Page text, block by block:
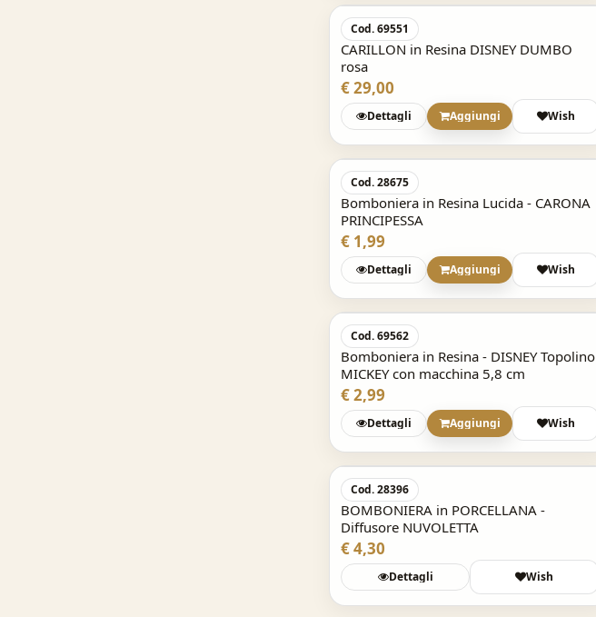
Cod. 69551
CARILLON in Resina DISNEY DUMBO
rosa
€ 29,00
Dettagli Aggiungi Wish
Cod. 28675
Bomboniera in Resina Lucida - CARONA
PRINCIPESSA
€ 1,99
Dettagli Aggiungi Wish
Cod. 69562
Bomboniera in Resina - DISNEY Topolino
MICKEY con macchina 5,8 cm
€ 2,99
Dettagli Aggiungi Wish
Acquisto Veloce
Cod. 28396
BOMBONIERA in PORCELLANA -
Diffusore NUVOLETTA
€ 4,30
Dettagli Wish